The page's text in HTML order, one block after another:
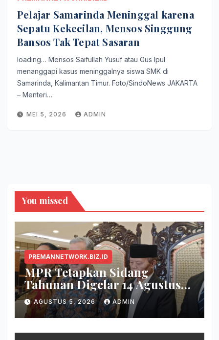
Pelajar Samarinda Meninggal karena
Sepatu Kekecilan, Mensos Singgung
Bansos Tak Tepat Sasaran
loading… Mensos Saifullah Yusuf atau Gus Ipul
menanggapi kasus meninggalnya siswa SMK di
Samarinda, Kalimantan Timur. Foto/SindoNews JAKARTA
– Menteri…
MEI 5, 2026 ADMIN
You missed
PREMANNETWORK.BIZ.ID
MPR Tetapkan Sidang
Tahunan Digelar 14 Agustus
2026
AGUSTUS 5, 2026 ADMIN